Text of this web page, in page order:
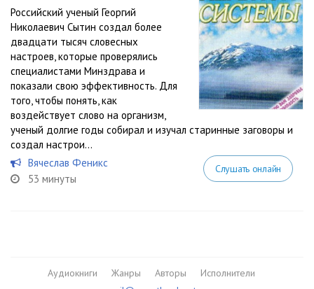
Российский ученый Георгий
Николаевич Сытин создал более
двадцати тысяч словесных
настроев, которые проверялись
специалистами Минздрава и
показали свою эффективность. Для
того, чтобы понять, как
воздействует слово на организм,
ученый долгие годы собирал и изучал старинные заговоры и
создал настрои...
Вячеслав Феникс
53 минуты
Слушать онлайн
Аудиокниги Жанры Авторы
Исполнители